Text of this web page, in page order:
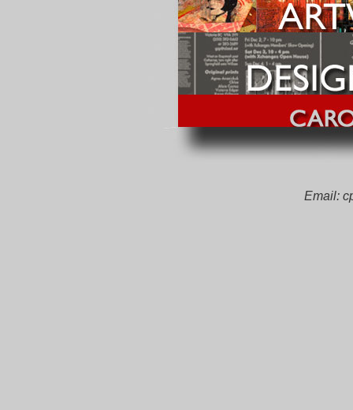
Email: